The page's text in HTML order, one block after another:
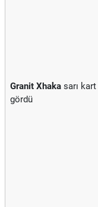
Granit Xhaka sarı kart
gördü